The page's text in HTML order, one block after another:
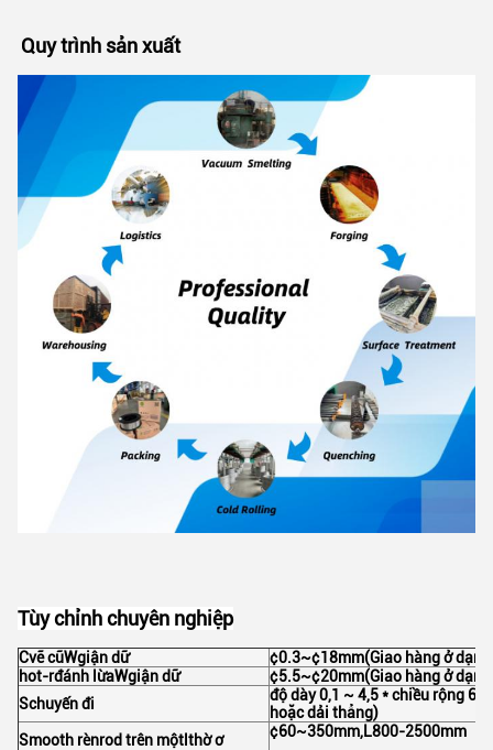
Quy trình sản xuất
Tùy chỉnh chuyên nghiệp
Cvẽ cũWgiận dữ
¢0.3~¢18mm(Giao hàng ở
hot-rđánh lừaWgiận dữ
¢5.5~¢20mm(Giao hàng ở
Schuyến đi
độ dày 0,1 ~ 4,5 * chiều rộng 6
hoặc dải thẳng)
Smooth rènrod trên một thờ ơ ¢60~350mm,L800-2500mm